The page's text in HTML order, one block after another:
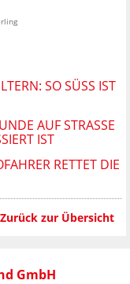
SO SÜSS IST D
AUF STRASSE L
IST
RETTET DIE
Zurück zur Übersicht
GmbH